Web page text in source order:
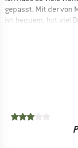
gepasst. Mit der von
ist bequem, hat viel
nötigen Extras.
Selbst bei starkem
Regen hält die Hose
Atmungsaktiv